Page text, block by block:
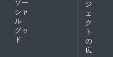
ソー
シャ
ル
グッ
ド
ジ
ェ
ク
ト
の
広